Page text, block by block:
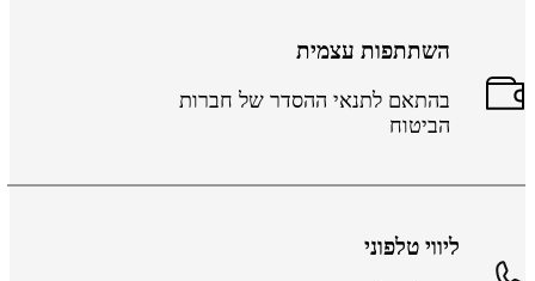
השתתפות עצמית
בהתאם לתנאי ההסדר של חברות
הביטוח
ליווי טלפוני